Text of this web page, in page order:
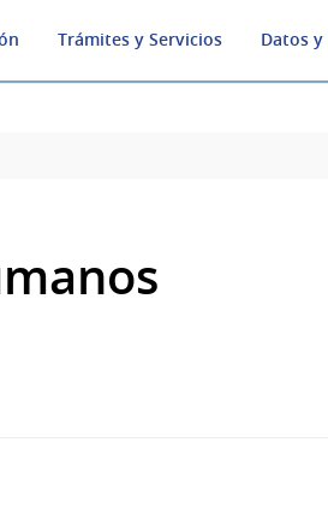
Trámites y Servicios Datos